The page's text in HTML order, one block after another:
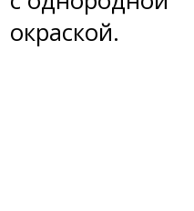
окраской.